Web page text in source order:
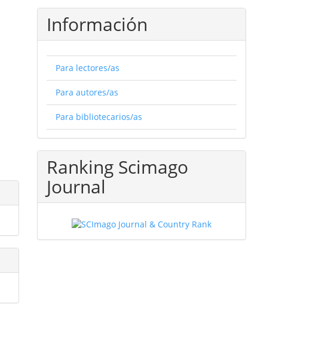
Información
Para lectores/as
Para autores/as
Para bibliotecarios/as
Ranking Scimago
Journal